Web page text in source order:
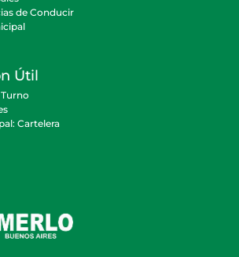
de Conducir
Útil
Cartelera